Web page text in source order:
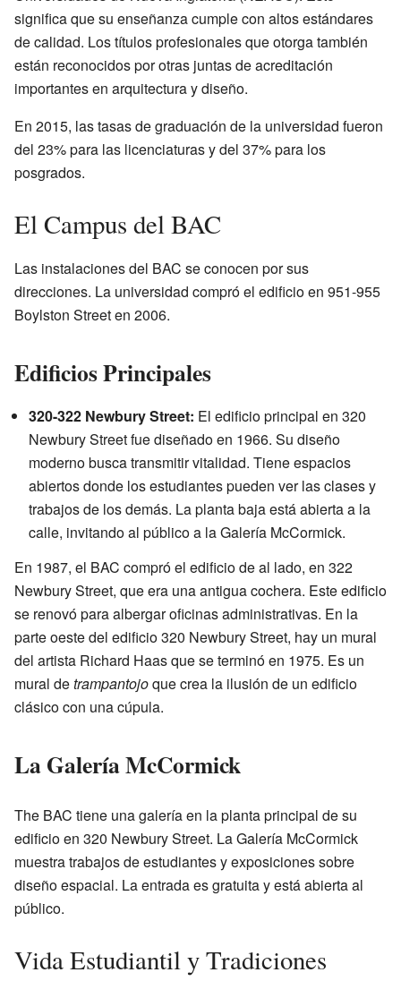
significa que su enseñanza cumple con altos estándares
de calidad. Los títulos profesionales que otorga también
están reconocidos por otras juntas de acreditación
importantes en arquitectura y diseño.
En 2015, las tasas de graduación de la universidad fueron
del 23% para las licenciaturas y del 37% para los
posgrados.
El Campus del BAC
Las instalaciones del BAC se conocen por sus
direcciones. La universidad compró el edificio en 951-955
Boylston Street en 2006.
Edificios Principales
320-322 Newbury Street: El edificio principal en 320
Newbury Street fue diseñado en 1966. Su diseño
moderno busca transmitir vitalidad. Tiene espacios
abiertos donde los estudiantes pueden ver las clases y
trabajos de los demás. La planta baja está abierta a la
calle, invitando al público a la Galería McCormick.
En 1987, el BAC compró el edificio de al lado, en 322
Newbury Street, que era una antigua cochera. Este edificio
se renovó para albergar oficinas administrativas. En la
parte oeste del edificio 320 Newbury Street, hay un mural
del artista Richard Haas que se terminó en 1975. Es un
mural detrampantojoque crea la ilusión de un edificio
clásico con una cúpula.
La Galería McCormick
The BAC tiene una galería en la planta principal de su
edificio en 320 Newbury Street. La Galería McCormick
muestra trabajos de estudiantes y exposiciones sobre
diseño espacial. La entrada es gratuita y está abierta al
público.
Vida Estudiantil y Tradiciones